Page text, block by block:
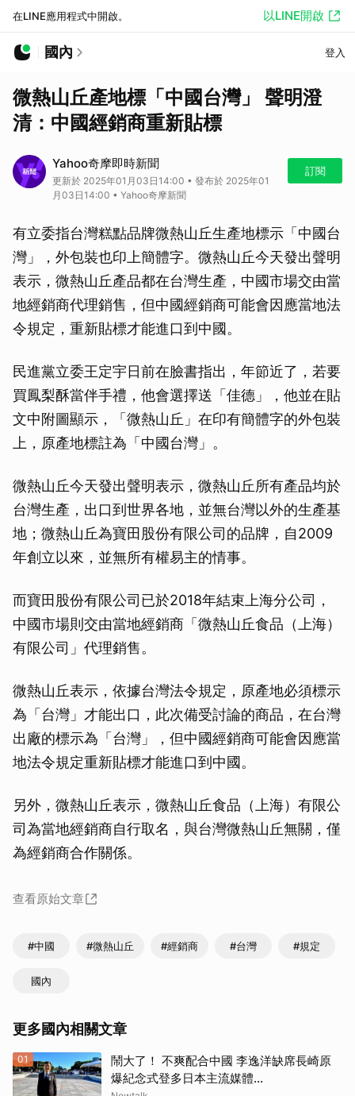
在LINE應用程式中開啟。 以LINE開啟
國內 登入
微熱山丘產地標「中國台灣」 聲明澄
清：中國經銷商重新貼標
Yahoo奇摩即時新聞
更新於 2025年01月03日14:00 • 發布於 2025年01
月03日14:00 • Yahoo奇摩新聞
訂閱
有立委指台灣糕點品牌微熱山丘生產地標示「中國台
灣」，外包裝也印上簡體字。微熱山丘今天發出聲明
表示，微熱山丘產品都在台灣生產，中國市場交由當
地經銷商代理銷售，但中國經銷商可能會因應當地法
令規定，重新貼標才能進口到中國。
民進黨立委王定宇日前在臉書指出，年節近了，若要
買鳳梨酥當伴手禮，他會選擇送「佳德」，他並在貼
文中附圖顯示，「微熱山丘」在印有簡體字的外包裝
上，原產地標註為「中國台灣」。
微熱山丘今天發出聲明表示，微熱山丘所有產品均於
台灣生產，出口到世界各地，並無台灣以外的生產基
地；微熱山丘為寶田股份有限公司的品牌，自2009
年創立以來，並無所有權易主的情事。
而寶田股份有限公司已於2018年結束上海分公司，
中國市場則交由當地經銷商「微熱山丘食品（上海）
有限公司」代理銷售。
微熱山丘表示，依據台灣法令規定，原產地必須標示
為「台灣」才能出口，此次備受討論的商品，在台灣
出廠的標示為「台灣」，但中國經銷商可能會因應當
地法令規定重新貼標才能進口到中國。
另外，微熱山丘表示，微熱山丘食品（上海）有限公
司為當地經銷商自行取名，與台灣微熱山丘無關，僅
為經銷商合作關係。
查看原始文章
#中國 #微熱山丘 #經銷商 #台灣 #規定
國內
更多國內相關文章
01
鬧大了！ 不爽配合中國 李逸洋缺席長崎原
爆紀念式登多日本主流媒體...